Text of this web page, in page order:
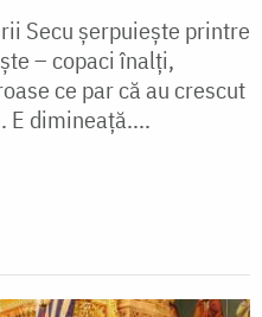
Secu șerpuiește printre
– copaci înalți,
ce par că au crescut
E dimineață....